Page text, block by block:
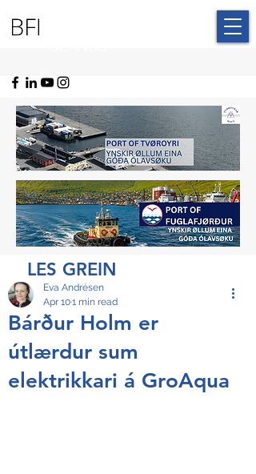
LES GREIN
Bárður Holm er
útlærdur sum
elektrikkari á GroAqua
Eva Andrésen
Apr 101 min read